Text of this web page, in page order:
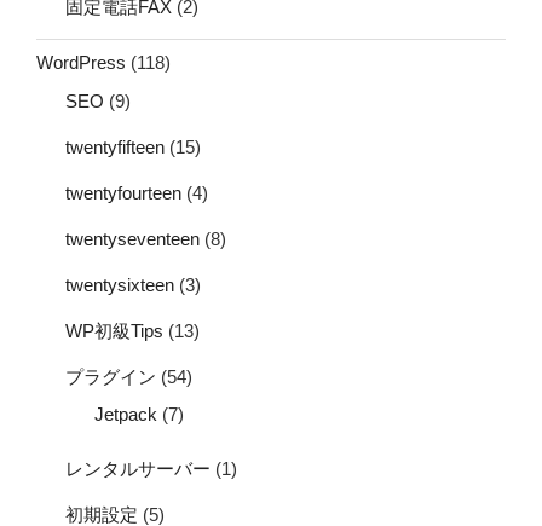
固定電話FAX (2)
WordPress (118)
SEO (9)
twentyfifteen (15)
twentyfourteen (4)
twentyseventeen (8)
twentysixteen (3)
WP初級Tips (13)
プラグイン (54)
Jetpack (7)
レンタルサーバー (1)
初期設定 (5)